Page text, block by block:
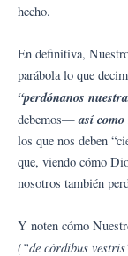
hecho.
En definitiva,
parábola lo que
“perdónanos
debemos—así
los que nos deben
que, viendo cómo
nosotros también
Y noten cómo
(“de córdibus